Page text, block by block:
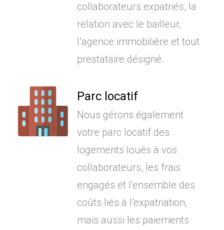
collaborateurs expatriés, la
relation avec le bailleur,
l’agence immobilière et tout
prestataire désigné.
Parc locatif
Nous gérons également
votre parc locatif des
logements loués à vos
collaborateurs, les frais
engagés et l’ensemble des
coûts liés à l’expatriation,
mais aussi les paiements